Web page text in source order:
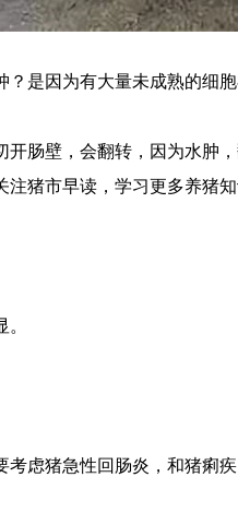
因为有大量未成熟的细胞
壁，会翻转，因为水肿
猪市早读，学习更多养猪
虑猪急性回肠炎，和猪痢疾